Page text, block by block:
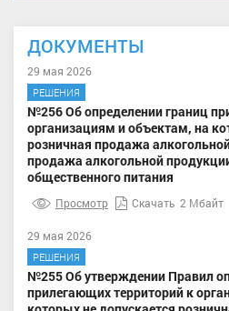
ДОКУМЕНТЫ
29 мая 2026
РЕШЕНИЯ
№256 Об определении границ
организациям и объектам, на
розничная продажа
продажа алкогольной
общественного питания
Просмотр Скачать 2 Мбайт
29 мая 2026
РЕШЕНИЯ
№255 Об утверждении Правил
прилегающих территорий к